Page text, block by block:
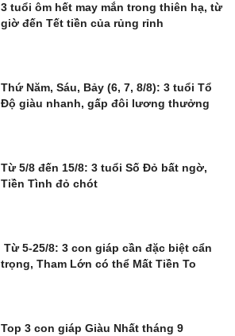
3 tuổi ôm hết may mắn trong thiên hạ, từ
giờ đến Tết tiền của rủng rỉnh
Thứ Năm, Sáu, Bảy (6, 7, 8/8): 3 tuổi Tổ
Độ giàu nhanh, gấp đôi lương thưởng
Từ 5/8 đến 15/8: 3 tuổi Số Đỏ bất ngờ,
Tiền Tình đỏ chót
Từ 5-25/8: 3 con giáp cần đặc biệt cẩn
trọng, Tham Lớn có thể Mất Tiền To
Top 3 con giáp Giàu Nhất tháng 9